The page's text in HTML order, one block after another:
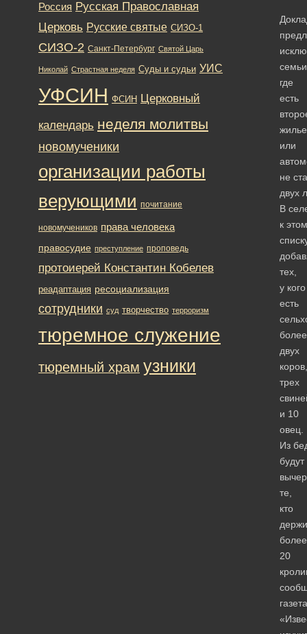
где
есть
жилье
или
не
двух
В
к
тех,
у кого
есть
более
двух
коров,
трех
и 10
овец.
Из
будут
те,
кто
более
20
газета
Россия Русская Православная
Церковь Русские святые СИЗО-1
СИЗО-2 Санкт-Петербург Святой Царь
Николай Страстная неделя Суды и судьи УИС
УФСИН ФСИН Церковный
календарь неделя молитвы
новомученики
организации работы
верующими почитание
новомучеников права человека
правосудие преступление проповедь
протоиерей Константин Кобелев
реадаптация ресоциализация
сотрудники суд творчество терроризм
тюремное служение
тюремный храм узники